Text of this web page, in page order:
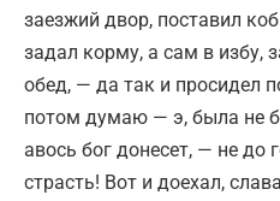
заезжий двор, поставил
задал корму, а сам в избу,
обед, — да так и просидел
потом думаю — э, была не
авось бог донесет, — не до
страсть! Вот и доехал,